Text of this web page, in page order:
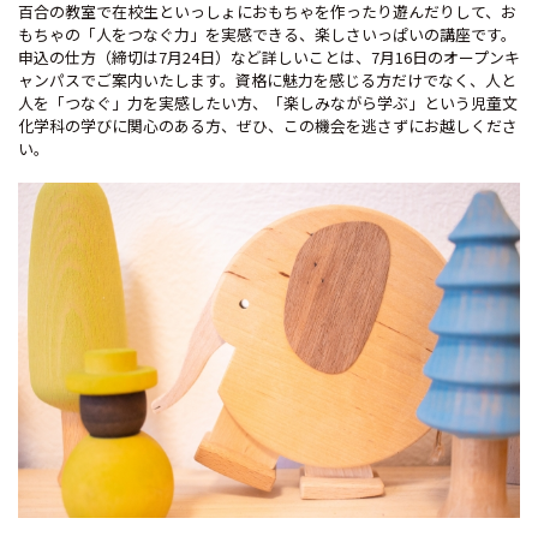
百合の教室で在校生といっしょにおもちゃを作ったり遊んだりして、お
もちゃの「人をつなぐ力」を実感できる、楽しさいっぱいの講座です。
申込の仕方（締切は7月24日）など詳しいことは、7月16日のオープンキ
ャンパスでご案内いたします。資格に魅力を感じる方だけでなく、人と
人を「つなぐ」力を実感したい方、「楽しみながら学ぶ」という児童文
化学科の学びに関心のある方、ぜひ、この機会を逃さずにお越しくださ
い。